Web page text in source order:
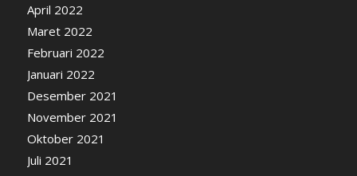
April 2022
Maret 2022
Februari 2022
Januari 2022
Desember 2021
November 2021
Oktober 2021
Juli 2021